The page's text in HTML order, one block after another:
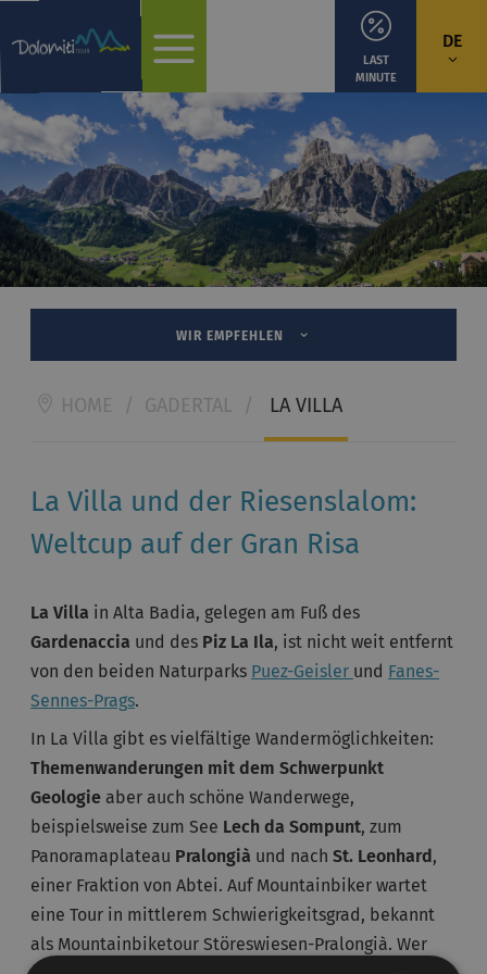
DE
LAST
MINUTE
WIR EMPFEHLEN
HOME / GADERTAL / LA VILLA
La Villa und der Riesenslalom:
Weltcup auf der Gran Risa
La Villa in Alta Badia, gelegen am Fuß des
Gardenaccia und des Piz La Ila, ist nicht weit entfernt
von den beiden Naturparks Puez-Geisler und Fanes-
Sennes-Prags.
In La Villa gibt es vielfältige Wandermöglichkeiten:
Themenwanderungen mit dem Schwerpunkt
Geologieaber auch schöne Wanderwege,
beispielsweise zum See Lech da Sompunt, zum
Panoramaplateau Pralongià und nach St. Leonhard ,
einer Fraktion von Abtei. Auf Mountainbiker wartet
eine Tour in mittlerem Schwierigkeitsgrad, bekannt
als Mountainbiketour Störeswiesen-Pralongià. Wer